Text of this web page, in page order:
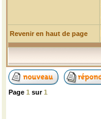
Revenir en haut de page
Page 1 sur1